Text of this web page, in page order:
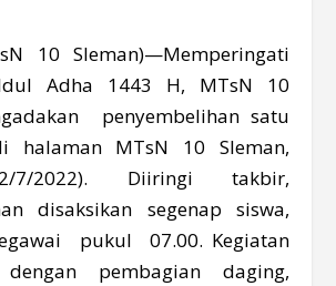
10 Sleman)—Memperingati
Adha 1443 H, MTsN 10
penyembelihan satu
halaman MTsN 10 Sleman,
7/2022). Diiringi takbir,
disaksikan segenap siswa,
pukul 07.00. Kegiatan
pembagian daging,